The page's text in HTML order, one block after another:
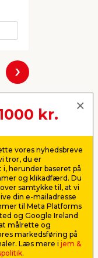
Næste
x
kr.
vores nyhedsbreve
tror, du er
herunder baseret på
og klikadfærd. Du
samtykke til, at vi
din e-mailadresse
til Meta Platforms
og Google Ireland
målrette og
markedsføring på
Læs mere i jem &
.